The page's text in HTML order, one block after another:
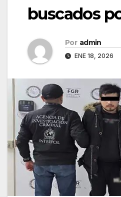
buscados
Por admin
ENE 18, 2026